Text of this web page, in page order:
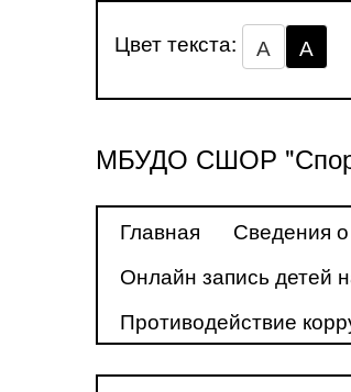
Цвет текста: А А
МБУДО СШОР
Главная Сведения
Онлайн запись детей
Противодействие